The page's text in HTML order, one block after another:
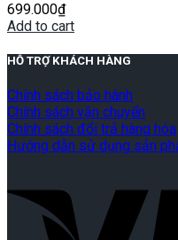
699.000₫
Add to cart
HỖ TRỢ KHÁCH HÀNG
Chính sách bảo hành
Chính sách vận chuyển
Chính sách đổi trả hàng hóa
Hướng dẫn sử dụng sản